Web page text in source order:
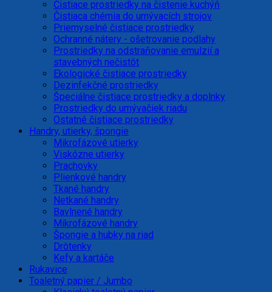
Čistiace prostriedky na čistenie kuchýň
Čistiaca chémia do umývacích strojov
Priemyselné čistiace prostriedky
Ochranné nátery - ošetrovanie podlahy
Prostriedky na odstraňovanie emulzií a
stavebných nečistôt
Ekologické čistiace prostriedky
Dezinfekčné prostriedky
Špeciálne čistiace prostriedky a doplnky
Prostriedky do umývačiek riadu
Ostatné čistiace prostriedky
Handry, utierky, špongie
Mikrofázové utierky
Viskózne utierky
Prachovky
Plienkové handry
Tkané handry
Netkané handry
Bavlnené handry
Mikrofázové handry
Špongie a hubky na riad
Drôtenky
Kefy a kartáče
Rukavice
Toaletný papier / Jumbo